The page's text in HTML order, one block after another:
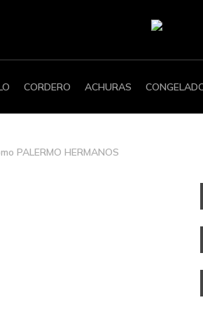
CORDERO ACHURAS
PALERMO HERMANOS